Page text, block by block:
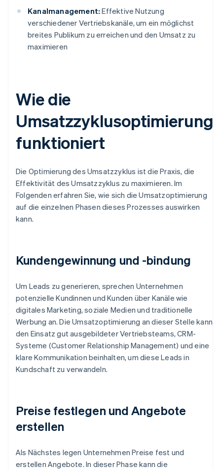
Kanalmanagement: Effektive Nutzung
verschiedener Vertriebskanäle, um ein möglichst
breites Publikum zu erreichen und den Umsatz zu
maximieren
Wie die
Umsatzzyklusoptimierung
funktioniert
Die Optimierung des Umsatzzyklus ist die Praxis, die
Effektivität des Umsatzzyklus zu maximieren. Im
Folgenden erfahren Sie, wie sich die Umsatzoptimierung
auf die einzelnen Phasen dieses Prozesses auswirken
kann.
Kundengewinnung und -bindung
Um Leads zu generieren, sprechen Unternehmen
potenzielle Kundinnen und Kunden über Kanäle wie
digitales Marketing, soziale Medien und traditionelle
Werbung an. Die Umsatzoptimierung an dieser Stelle kann
den Einsatz gut ausgebildeter Vertriebsteams, CRM-
Systeme (Customer Relationship Management) und eine
klare Kommunikation beinhalten, um diese Leads in
Kundschaft zu verwandeln.
Preise festlegen und Angebote
erstellen
Als Nächstes legen Unternehmen Preise fest und
erstellen Angebote. In dieser Phase kann die